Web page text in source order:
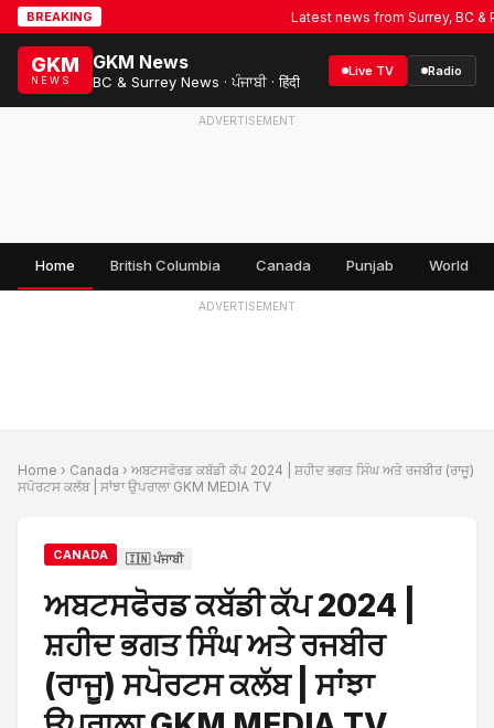
BREAKING Latest news from Surrey, BC &
GKM
NEWS
GKM News
BC & Surrey News · ਪੰਜਾਬੀ · हिंदी
Live TV Radio
ADVERTISEMENT
Home British Columbia Canada Punjab World
ADVERTISEMENT
Home › Canada › ਅਬਟਸਫੋਰਡ ਕਬੱਡੀ ਕੱਪ 2024 | ਸ਼ਹੀਦ ਭਗਤ ਸਿੰਘ ਅਤੇ ਰਜਬੀਰ (ਰਾਜੂ)
ਸਪੋਰਟਸ ਕਲੱਬ | ਸਾਂਝਾ ਉਪਰਾਲਾ GKM MEDIA TV
CANADA 🇮🇳 ਪੰਜਾਬੀ
ਅਬਟਸਫੋਰਡ ਕਬੱਡੀ ਕੱਪ 2024 |
ਸ਼ਹੀਦ ਭਗਤ ਸਿੰਘ ਅਤੇ ਰਜਬੀਰ
(ਰਾਜੂ) ਸਪੋਰਟਸ ਕਲੱਬ | ਸਾਂਝਾ